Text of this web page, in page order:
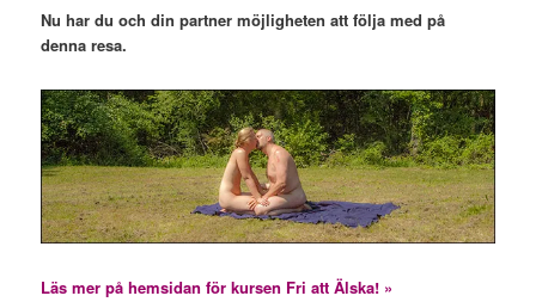
Nu har du och din partner möjligheten att följa med på
denna resa.
Läs mer på hemsidan för kursen Fri att Älska! »